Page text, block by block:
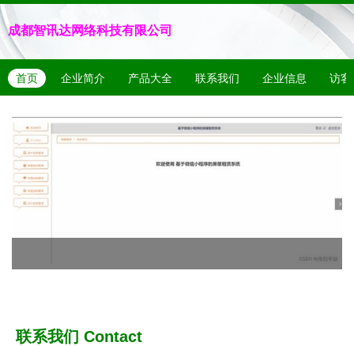
成都智讯达网络科技有限公司
首页 企业简介 产品大全 联系我们 企业信息 访客
联系我们 Contact